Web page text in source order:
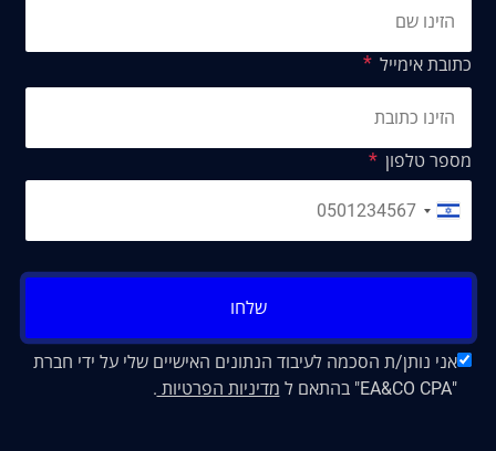
כתובת אימייל
מספר טלפון
שלחו
אני נותן/ת הסכמה לעיבוד הנתונים האישיים שלי על ידי חברת
"EA&CO CPA" בהתאם ל
מדיניות הפרטיות .